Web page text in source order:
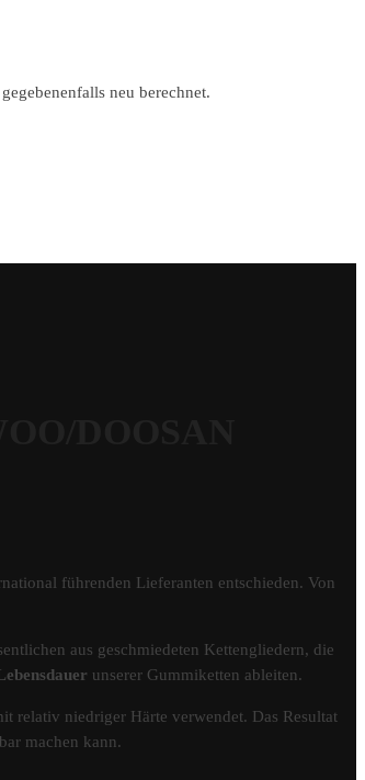
neu berechnet.
führenden Lieferanten entschieden. Von
aus geschmiedeten Kettengliedern, die
unserer Gummiketten ableiten.
relativ niedriger Härte verwendet. Das Resultat
machen kann.